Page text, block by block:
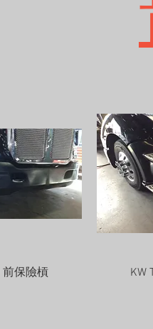
瀏覽
前保險槓 KW